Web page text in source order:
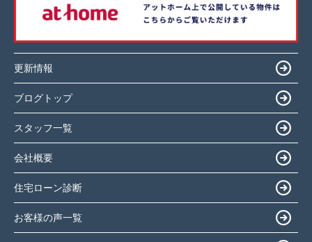
更新情報
ブログトップ
スタッフ一覧
会社概要
住宅ローン診断
お客様の声一覧